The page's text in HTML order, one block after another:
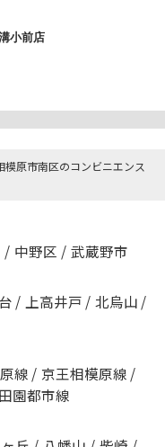
小前店
模原市南区のコンビニエンス
/ 中野区 / 武蔵野市
/ 上高井戸 / 北烏山 /
線 / 京王相模原線 /
園都市線